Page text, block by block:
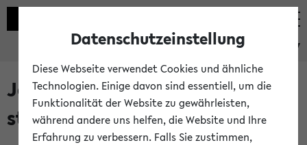
eKVV
Jetzt und in Kürze
stattfindende Veranstaltungen
Datenschutzeinstellung
Diese Webseite verwendet Cookies und ähnliche
Technologien. Einige davon sind essentiell, um die
Funktionalität der Website zu gewährleisten,
während andere uns helfen, die Website und Ihre
Erfahrung zu verbessern. Falls Sie zustimmen,